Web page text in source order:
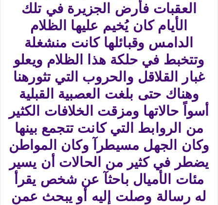
العقبات فأرض الجزيرة في تلك
الأيام كان يُخيم عليها الظلام
الدامس وقبائلها كانت منشغلة
وتتخبط في حلكة هذا الظلام ويعلو
غبار القلاقل والحروب التي تثورهنا
وهناك حتى بلغت العصبية القبلية
أسواً حالاتها ومزقت الخلافات الكثير
من الروابط التي كانت تتجمع بينها
وكان الجهل مسيطرآ وكان المواطن
يضطر في كثير من الحالات أن يسير
مئات الأميال باحثآ عن شخص يقرأ
له رسالة وصلت إليه أو يبحث عمن